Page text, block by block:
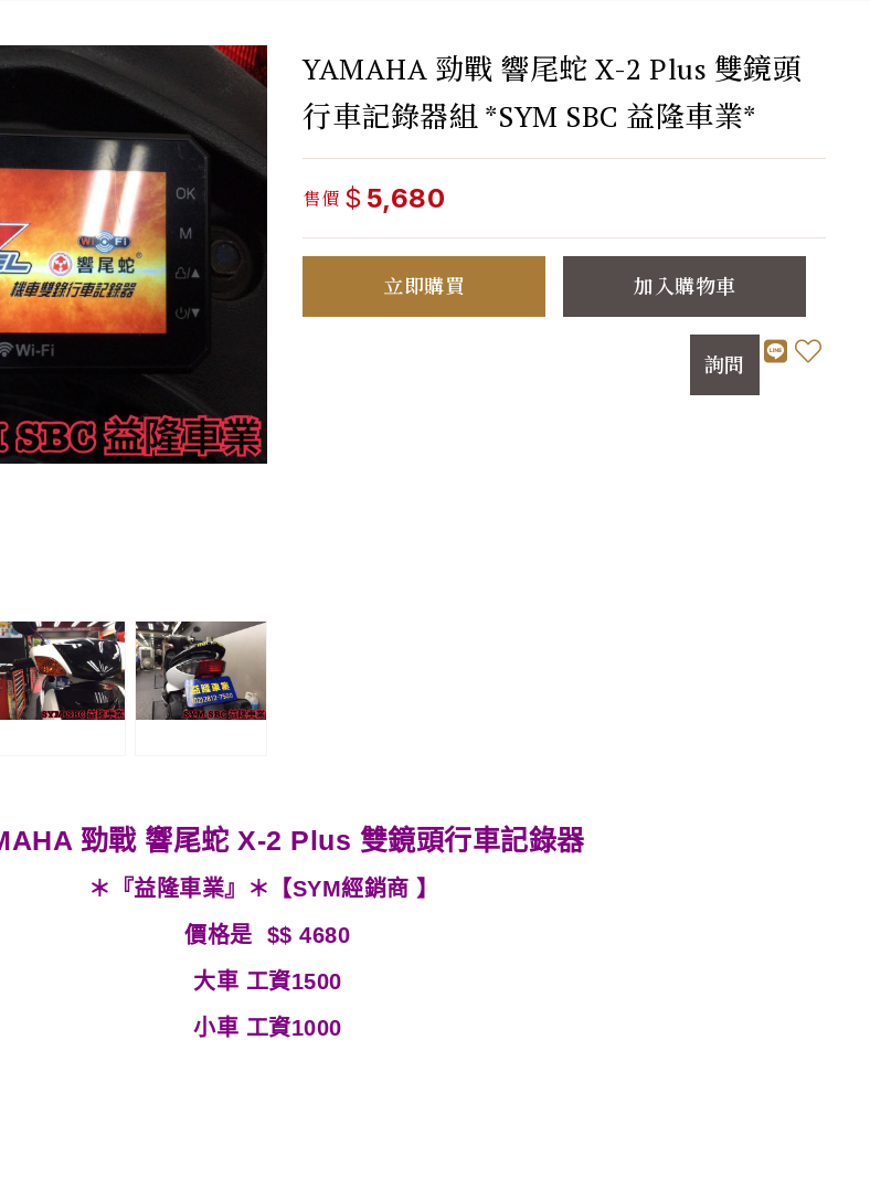
YAMAHA 勁戰 響尾蛇 X-2 Plus 雙鏡頭
行車記錄器組 *SYM SBC 益隆車業*
售價 $ 5,680
立即購買 加入購物車
詢問
勁戰 響尾蛇 X-2 Plus 雙鏡頭行車記錄器
＊『益隆車業』＊【SYM經銷商 】
價格是 $$ 4680
大車 工資1500
小車 工資1000